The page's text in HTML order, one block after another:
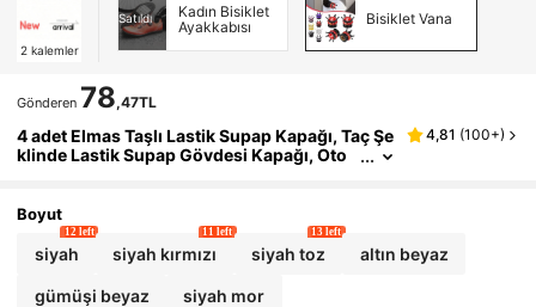
2 kalemler
Satıldı
Kadın Bisiklet
Ayakkabısı
Bisiklet Vana
Gönderen 78,47TL
4 adet Elmas Taşlı Lastik Supap Kapağı, Taç Şe
klinde Lastik Supap Gövdesi Kapağı, Oto
4,81 (100+)
Boyut
siyah
12 left
siyah kırmızı
11 left
siyah toz
13 left
altın beyaz
gümüşi beyaz siyah mor